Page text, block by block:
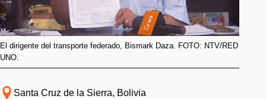
El dirigente del transporte federado, Bismark Daza. FOTO: NTV/RED
UNO.
Santa Cruz de la Sierra, Bolivia